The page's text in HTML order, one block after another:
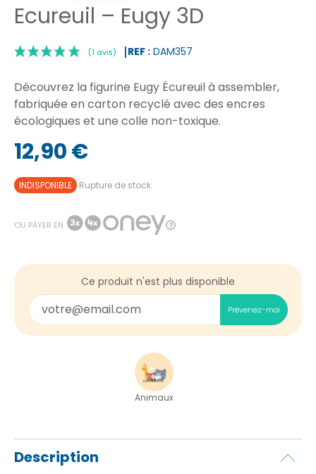
Ecureuil – Eugy 3D
REF : DAM357
Découvrez la figurine Eugy Écureuil à assembler,
fabriquée en carton recyclé avec des encres
écologiques et une colle non-toxique.
12,90 €
INDISPONIBLE Rupture de stock
OU PAYER EN
Ce produit n'est plus disponible
Prévenez-moi
Animaux
Description